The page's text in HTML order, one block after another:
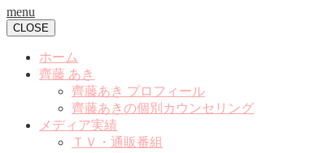
menu
CLOSE
ホーム
齊藤 あき
齊藤あき プロフィール
齊藤あきの個別カウンセリング
メディア実績
ＴＶ・通販番組